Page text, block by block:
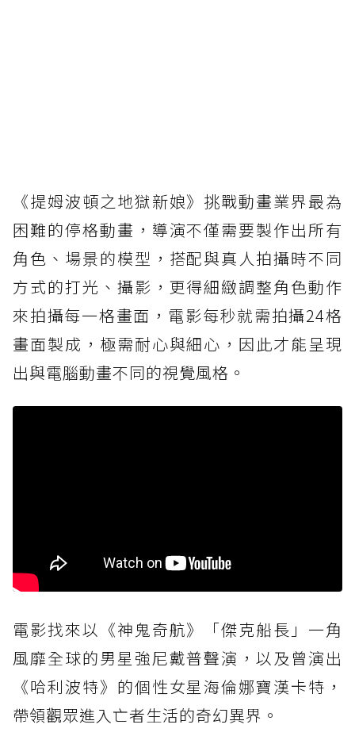
《提姆波頓之地獄新娘》挑戰動畫業界最為
困難的停格動畫，導演不僅需要製作出所有
角色、場景的模型，搭配與真人拍攝時不同
方式的打光、攝影，更得細緻調整角色動作
來拍攝每一格畫面，電影每秒就需拍攝24格
畫面製成，極需耐心與細心，因此才能呈現
出與電腦動畫不同的視覺風格。
電影找來以《神鬼奇航》「傑克船長」一角
風靡全球的男星強尼戴普聲演，以及曾演出
《哈利波特》的個性女星海倫娜寶漢卡特，
帶領觀眾進入亡者生活的奇幻異界。